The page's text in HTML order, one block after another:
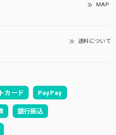
MAP
送料について
カード PayPay
銀行振込